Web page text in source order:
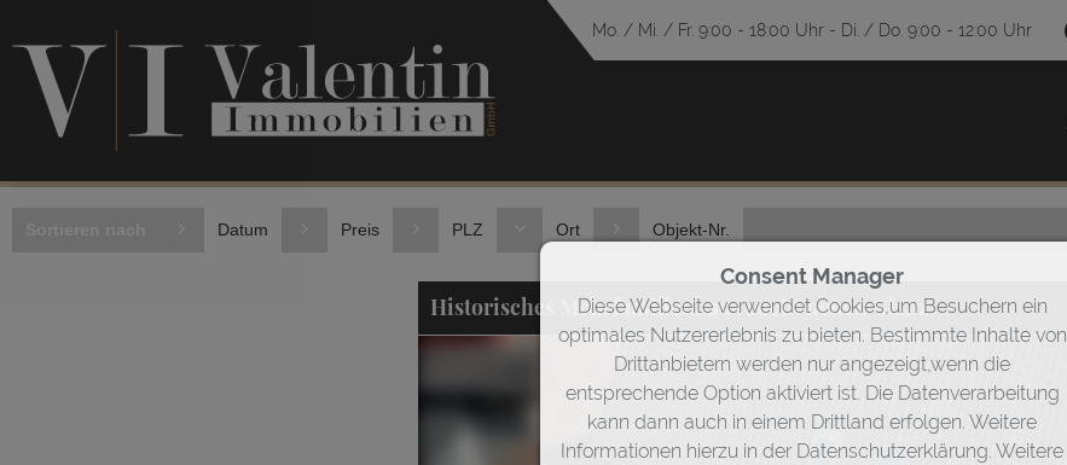
Mo. / Mi. / Fr. 9:00 - 18:00 Uhr - Di. / Do. 9:00 - 12:00 Uhr
Datum Preis PLZ Ort Objekt-Nr.
Historisches Mehrfamilienhaus sucht neuen Glanz
Consent Manager
Diese Webseite verwendet Cookies,um Besuchern ein
optimales Nutzererlebnis zu bieten. Bestimmte Inhalte von
Drittanbietern werden nur angezeigt,wenn die
entsprechende Option aktiviert ist. Die Datenverarbeitung
kann dann auch in einem Drittland erfolgen. Weitere
Informationen hierzu in der Datenschutzerklärung. Weitere